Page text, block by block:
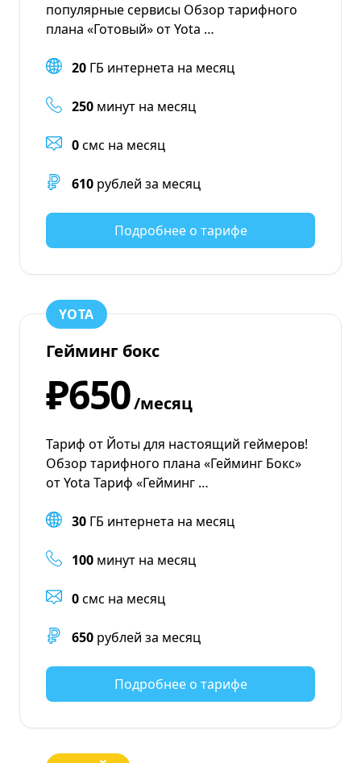
популярные сервисы Обзор тарифного
плана «Готовый» от Yota …
20 ГБ интернета на месяц
250 минут на месяц
0смс на месяц
610 рублей за месяц
Подробнее о тарифе
YOTA
Гейминг бокс
₽650/месяц
Тариф от Йоты для настоящий геймеров!
Обзор тарифного плана «Гейминг Бокс»
от Yota Тариф «Гейминг …
30 ГБ интернета на месяц
100 минут на месяц
0смс на месяц
650 рублей за месяц
Подробнее о тарифе